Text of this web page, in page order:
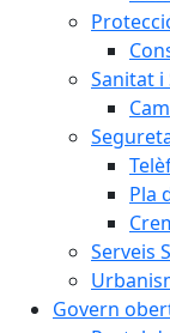
Sanitat i
Pla
Serveis
Govern